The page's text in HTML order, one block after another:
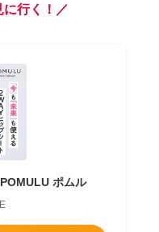
に行く！／
ポムル